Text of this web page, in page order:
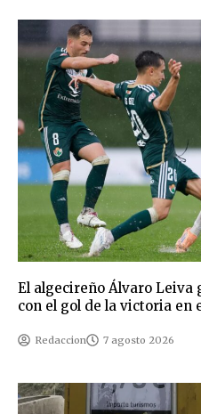
El algecireño Álvaro Leiva
con el gol de la victoria en
Redaccion 7 agosto 2026